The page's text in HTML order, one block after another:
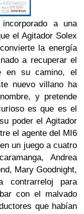
a una
el Agitador Solex
la energía
a recuperar el
en su camino, el
nuevo villano ha
y pretende
es que es el
poder el Agitador
el agente del MI6
un juego a cuatro
Andrea
Mary Goodnight,
contrarreloj para
con el malvado
que habían